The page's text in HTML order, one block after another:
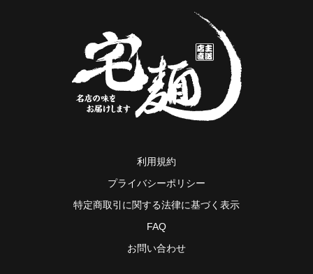
利用規約
プライバシーポリシー
特定商取引に関する法律に基づく表示
FAQ
お問い合わせ